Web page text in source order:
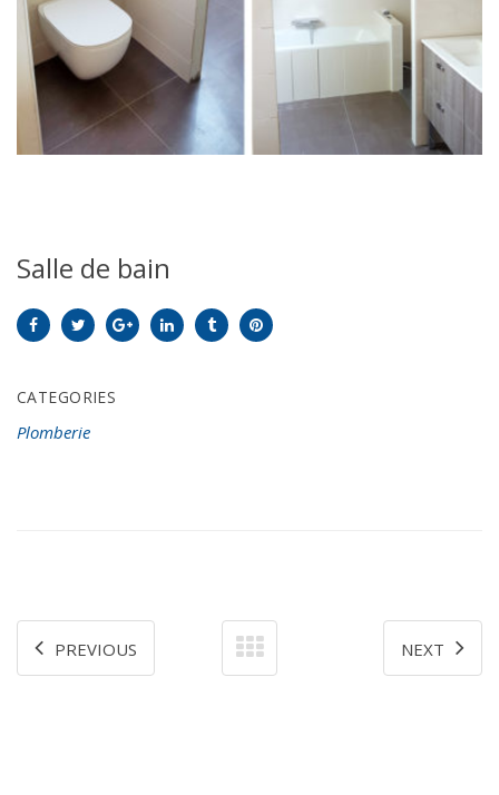
Salle de bain
CATEGORIES
Plomberie
PREVIOUS NEXT